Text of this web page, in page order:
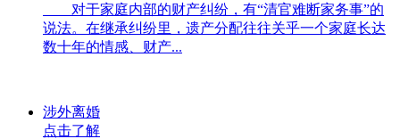
对于家庭内部的财产纠纷，有“清官难断家务事”的
说法。在继承纠纷里，遗产分配往往关乎一个家庭长达
数十年的情感、财产...
涉外离婚
点击了解